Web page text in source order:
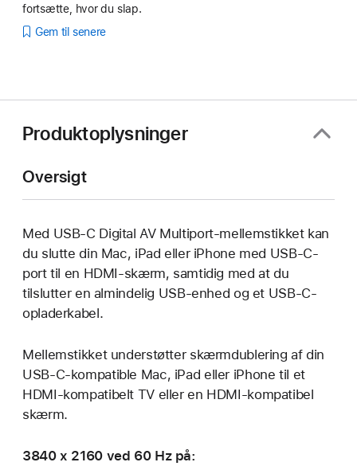
fortsætte, hvor du slap.
Gem til senere
Produktoplysninger
Oversigt
Med USB-C Digital AV Multiport-mellemstikket kan
du slutte din Mac, iPad eller iPhone med USB-C-
port til en HDMI-skærm, samtidig med at du
tilslutter en almindelig USB-enhed og et USB-C-
opladerkabel.
Mellemstikket understøtter skærmdublering af din
USB-C-kompatible Mac, iPad eller iPhone til et
HDMI-kompatibelt TV eller en HDMI-kompatibel
skærm.
3840 x 2160 ved 60 Hz på: